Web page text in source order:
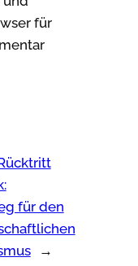
für
für den
→